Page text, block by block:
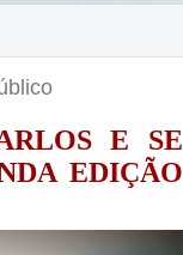
E SE
EDIÇÃO